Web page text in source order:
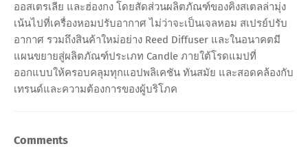
ออสเตรเลีย และฮ่องกง โดยสัดส่วนผลิตภัณฑ์ของคิงสเตลล่ามุ่ง
เน้นไปที่เครื่องหอมปรับอากาศ ไม่ว่าจะเป็นเจลหอม สเปรย์ปรับ
อากาศ รวมถึงสินค้าใหม่อย่าง Reed Diffuser และในอนาคตมี
แผนขยายสู่ผลิตภัณฑ์ประเภท Candle ภายใต้โรดแมปที่
ออกแบบให้ครอบคลุมทุกแอปพลิเคชัน ทันสมัย และสอดคล้องกับ
เทรนด์และความต้องการของผู้บริโภค
Comments